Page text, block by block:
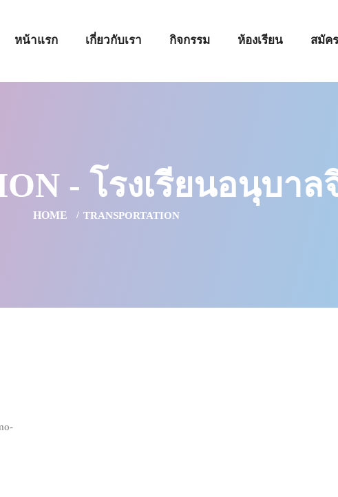
หน้าแรก เกี่ยวกับเรา กิจกรรม ห้องเรียน สมัค
- โรงเรียนอนุบา
HOME TRANSPORTATION